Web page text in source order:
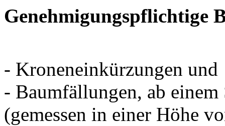
Genehmigungspflichtige
- Kroneneinkürzungen und
- Baumfällungen, ab
(gemessen in einer Höhe